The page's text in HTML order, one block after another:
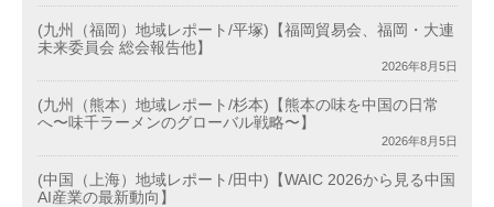
(九州（福岡）地域レポート/平塚)【福岡貿易会、福岡・大連
未来委員会 総会報告他】
2026年8月5日
(九州（熊本）地域レポート/杉本)【熊本の味を中国の日常
へ〜味千ラーメンのグローバル戦略〜】
2026年8月5日
(中国（上海）地域レポート/田中)【WAIC 2026から見る中国
AI産業の最新動向】